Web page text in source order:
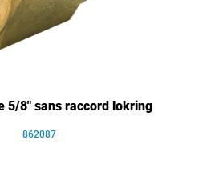
5/8" sans raccord lokring
862087